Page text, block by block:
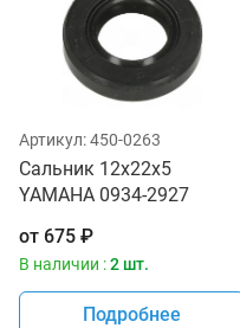
Артикул:450-0263
Сальник 12x22x5
YAMAHA 0934-2927
12321-00
от 675 ₽
В наличии :2 шт.
Подробнее